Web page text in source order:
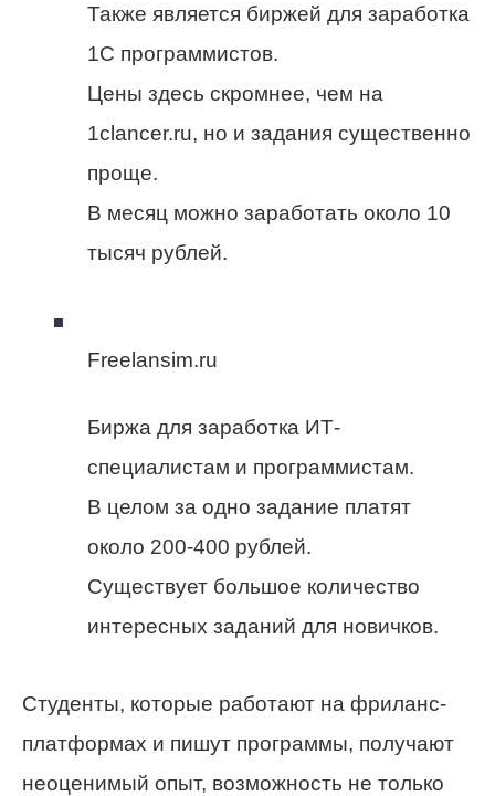
Также является биржей для заработка
1С программистов.
Цены здесь скромнее, чем на
1clancer.ru, но и задания существенно
проще.
В месяц можно заработать около 10
тысяч рублей.
Freelansim.ru
Биржа для заработка ИТ-
специалистам и программистам.
В целом за одно задание платят
около 200-400 рублей.
Существует большое количество
интересных заданий для новичков.
Студенты, которые работают на фриланс-
платформах и пишут программы, получают
неоценимый опыт, возможность не только